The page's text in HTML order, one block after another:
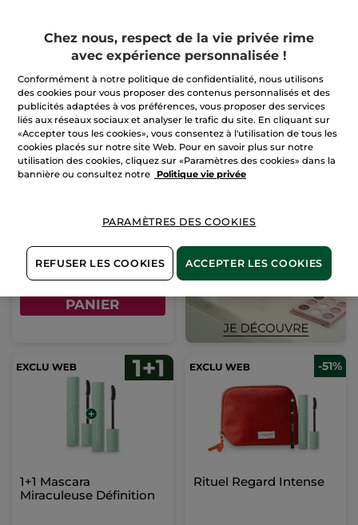
1+1 Intense
29,90 €
comparaison prix
tarif: 59,80 €
1+1 OFFERT*(4)
PANIER
1+1 Mascara
Miraculeuse Définition
-51%
Rituel Regard Intense
Chez nous, respect de la vie privée rime
avec expérience personnalisée !
Conformément à notre politique de confidentialité, nous utilisons
des cookies pour vous proposer des contenus personnalisés et des
publicités adaptées à vos préférences, vous proposer des services
liés aux réseaux sociaux et analyser le trafic du site. En cliquant sur
«Accepter tous les cookies», vous consentez à l'utilisation de tous les
cookies placés sur notre site Web. Pour en savoir plus sur notre
utilisation des cookies, cliquez sur «Paramètres des cookies» dans la
bannière ou consultez notre
Politique vie privée
PARAMÈTRES DES COOKIES
REFUSER LES COOKIES ACCEPTER LES COOKIES